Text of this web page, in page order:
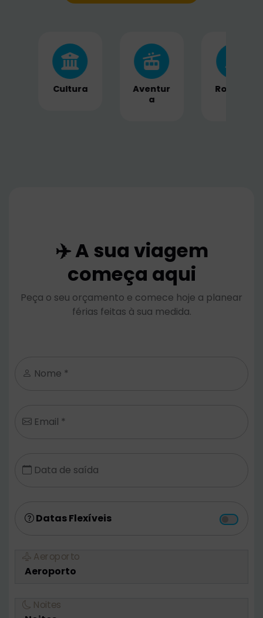
Aventur
Romanc
e
Naturez
✈️ A sua viagem
começa aqui
Peça o seu orçamento e comece hoje a planear
férias feitas à sua medida.
Nome *
Email *
Data de saída
Datas Flexíveis
Aeroporto
Noites